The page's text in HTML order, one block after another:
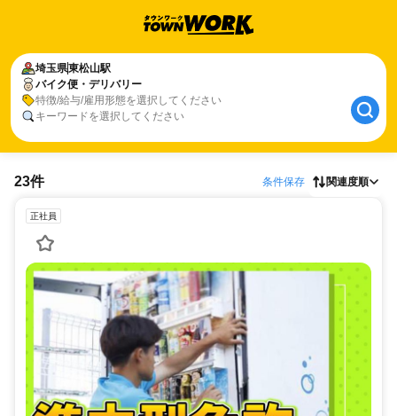
埼玉県東松山駅
バイク便・デリバリー
特徴/給与/雇用形態を選択してください
キーワードを選択してください
23件 条件保存 関連度順
正社員